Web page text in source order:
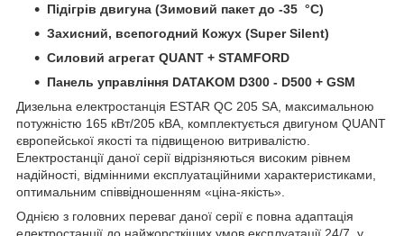
Підігрів двигуна (Зимовий пакет до -35 °C)
Захисний, всепогодний Кожух (Super Silent)
Силовий агрегат QUANT + STAMFORD
Панель управління DATAKOM D300 - D500 + GSM
Дизельна електростанція ESTAR QC 205 SA, максимальною
потужністю 165 кВт/205 кВА, комплектується двигуном QUANT
європейської якості та підвищеною витривалістю.
Електростанції даної серії відрізняються високим рівнем
надійності, відмінними експлуатаційними характеристиками,
оптимальним співвідношенням «ціна-якість».
Однією з головних переваг даної серії є повна адаптація
електростанції до найжорсткіших умов експлуатації 24/7, у